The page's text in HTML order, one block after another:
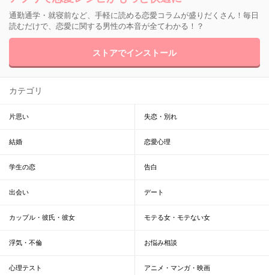
通勤通学・就寝前など、手軽に読める恋愛コラムが盛りだくさん！毎日
読むだけで、恋愛に関する男性の本音が全てわかる！？
ストアでインストール
カテゴリ
片思い 失恋・別れ
結婚 恋愛心理
学生の恋 告白
出会い デート
カップル・彼氏・彼女 モテる女・モテない女
浮気・不倫 お悩み相談
心理テスト アニメ・マンガ・映画